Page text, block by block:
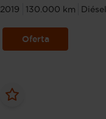
2019 130.000 km Diésel
Oferta